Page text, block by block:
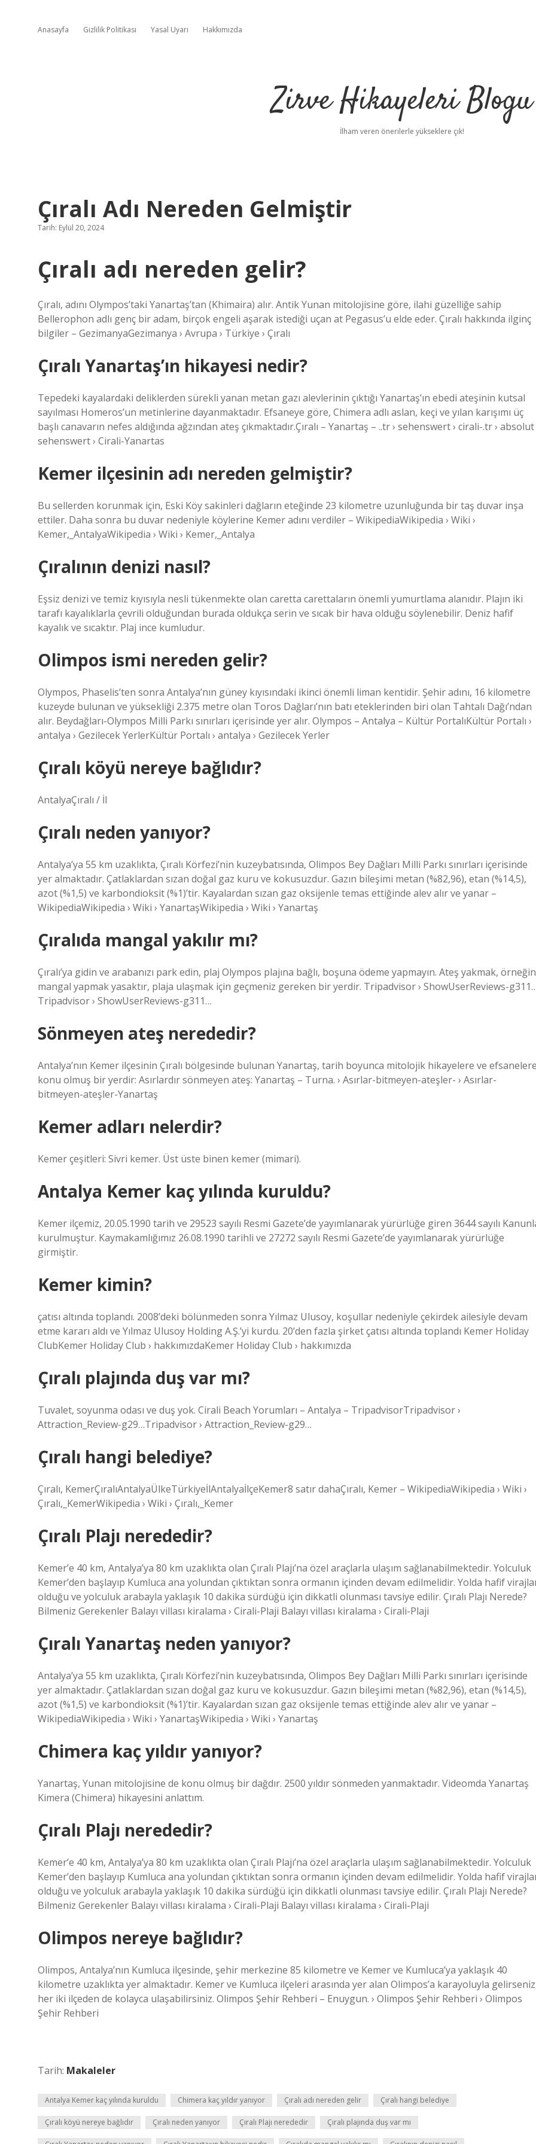
Anasayfa Gizlilik Politikası Yasal Uyarı Hakkımızda
Zirve Hikayeleri Blogu
İlham veren önerilerle yükseklere çık!
Çıralı Adı Nereden Gelmiştir
Tarih: Eylül 20, 2024
Çıralı adı nereden gelir?
Çıralı, adını Olympos’taki Yanartaş’tan (Khimaira) alır. Antik Yunan mitolojisine göre, ilahi güzelliğe sahip
Bellerophon adlı genç bir adam, birçok engeli aşarak istediği uçan at Pegasus’u elde eder. Çıralı hakkında ilginç
bilgiler – GezimanyaGezimanya › Avrupa › Türkiye › Çıralı
Çıralı Yanartaş’ın hikayesi nedir?
Tepedeki kayalardaki deliklerden sürekli yanan metan gazı alevlerinin çıktığı Yanartaş’ın ebedi ateşinin kutsal
sayılması Homeros’un metinlerine dayanmaktadır. Efsaneye göre, Chimera adlı aslan, keçi ve yılan karışımı üç
başlı canavarın nefes aldığında ağzından ateş çıkmaktadır.Çıralı – Yanartaş – ..tr › sehenswert › cirali-.tr › absolut
sehenswert › Cirali-Yanartas
Kemer ilçesinin adı nereden gelmiştir?
Bu sellerden korunmak için, Eski Köy sakinleri dağların eteğinde 23 kilometre uzunluğunda bir taş duvar inşa
ettiler. Daha sonra bu duvar nedeniyle köylerine Kemer adını verdiler – WikipediaWikipedia › Wiki ›
Kemer,_AntalyaWikipedia › Wiki › Kemer,_Antalya
Çıralının denizi nasıl?
Eşsiz denizi ve temiz kıyısıyla nesli tükenmekte olan caretta carettaların önemli yumurtlama alanıdır. Plajın iki
tarafı kayalıklarla çevrili olduğundan burada oldukça serin ve sıcak bir hava olduğu söylenebilir. Deniz hafif
kayalık ve sıcaktır. Plaj ince kumludur.
Olimpos ismi nereden gelir?
Olympos, Phaselis’ten sonra Antalya’nın güney kıyısındaki ikinci önemli liman kentidir. Şehir adını, 16 kilometre
kuzeyde bulunan ve yüksekliği 2.375 metre olan Toros Dağları’nın batı eteklerinden biri olan Tahtalı Dağı’ndan
alır. Beydağları-Olympos Milli Parkı sınırları içerisinde yer alır. Olympos – Antalya – Kültür PortalıKültür Portalı ›
antalya › Gezilecek YerlerKültür Portalı › antalya › Gezilecek Yerler
Çıralı köyü nereye bağlıdır?
AntalyaÇıralı / İl
Çıralı neden yanıyor?
Antalya’ya 55 km uzaklıkta, Çıralı Körfezi’nin kuzeybatısında, Olimpos Bey Dağları Milli Parkı sınırları içerisinde
yer almaktadır. Çatlaklardan sızan doğal gaz kuru ve kokusuzdur. Gazın bileşimi metan (%82,96), etan (%14,5),
azot (%1,5) ve karbondioksit (%1)’tir. Kayalardan sızan gaz oksijenle temas ettiğinde alev alır ve yanar –
WikipediaWikipedia › Wiki › YanartaşWikipedia › Wiki › Yanartaş
Çıralıda mangal yakılır mı?
Çıralı’ya gidin ve arabanızı park edin, plaj Olympos plajına bağlı, boşuna ödeme yapmayın. Ateş yakmak, örneğin
mangal yapmak yasaktır, plaja ulaşmak için geçmeniz gereken bir yerdir. Tripadvisor › ShowUserReviews-
Tripadvisor › ShowUserReviews-g311…
Sönmeyen ateş nerededir?
Antalya’nın Kemer ilçesinin Çıralı bölgesinde bulunan Yanartaş, tarih boyunca mitolojik hikayelere ve
konu olmuş bir yerdir: Asırlardır sönmeyen ateş: Yanartaş – Turna. › Asırlar-bitmeyen-ateşler- › Asırlar-
bitmeyen-ateşler-Yanartaş
Kemer adları nelerdir?
Kemer çeşitleri: Sivri kemer. Üst üste binen kemer (mimari).
Antalya Kemer kaç yılında kuruldu?
Kemer ilçemiz, 20.05.1990 tarih ve 29523 sayılı Resmi Gazete’de yayımlanarak yürürlüğe giren 3644 sayılı
kurulmuştur. Kaymakamlığımız 26.08.1990 tarihli ve 27272 sayılı Resmi Gazete’de yayımlanarak yürürlüğe
girmiştir.
Kemer kimin?
çatısı altında toplandı. 2008’deki bölünmeden sonra Yılmaz Ulusoy, koşullar nedeniyle çekirdek ailesiyle devam
etme kararı aldı ve Yılmaz Ulusoy Holding A.Ş.’yi kurdu. 20’den fazla şirket çatısı altında toplandı Kemer Holiday
ClubKemer Holiday Club › hakkımızdaKemer Holiday Club › hakkımızda
Çıralı plajında duş var mı?
Tuvalet, soyunma odası ve duş yok. Cirali Beach Yorumları – Antalya – TripadvisorTripadvisor ›
Attraction_Review-g29…Tripadvisor › Attraction_Review-g29…
Çıralı hangi belediye?
Çıralı, KemerÇıralıAntalyaÜlkeTürkiyeİlAntalyaİlçeKemer8 satır dahaÇıralı, Kemer – WikipediaWikipedia › Wiki ›
Çıralı,_KemerWikipedia › Wiki › Çıralı,_Kemer
Çıralı Plajı nerededir?
Kemer’e 40 km, Antalya’ya 80 km uzaklıkta olan Çıralı Plajı’na özel araçlarla ulaşım sağlanabilmektedir. Yolculuk
Kemer’den başlayıp Kumluca ana yolundan çıktıktan sonra ormanın içinden devam edilmelidir. Yolda hafif
olduğu ve yolculuk arabayla yaklaşık 10 dakika sürdüğü için dikkatli olunması tavsiye edilir. Çıralı Plajı Nerede?
Bilmeniz Gerekenler Balayı villası kiralama › Cirali-Plaji Balayı villası kiralama › Cirali-Plaji
Çıralı Yanartaş neden yanıyor?
Antalya’ya 55 km uzaklıkta, Çıralı Körfezi’nin kuzeybatısında, Olimpos Bey Dağları Milli Parkı sınırları içerisinde
yer almaktadır. Çatlaklardan sızan doğal gaz kuru ve kokusuzdur. Gazın bileşimi metan (%82,96), etan (%14,5),
azot (%1,5) ve karbondioksit (%1)’tir. Kayalardan sızan gaz oksijenle temas ettiğinde alev alır ve yanar –
WikipediaWikipedia › Wiki › YanartaşWikipedia › Wiki › Yanartaş
Chimera kaç yıldır yanıyor?
Yanartaş, Yunan mitolojisine de konu olmuş bir dağdır. 2500 yıldır sönmeden yanmaktadır. Videomda Yanartaş
Kimera (Chimera) hikayesini anlattım.
Çıralı Plajı nerededir?
Kemer’e 40 km, Antalya’ya 80 km uzaklıkta olan Çıralı Plajı’na özel araçlarla ulaşım sağlanabilmektedir. Yolculuk
Kemer’den başlayıp Kumluca ana yolundan çıktıktan sonra ormanın içinden devam edilmelidir. Yolda hafif
olduğu ve yolculuk arabayla yaklaşık 10 dakika sürdüğü için dikkatli olunması tavsiye edilir. Çıralı Plajı Nerede?
Bilmeniz Gerekenler Balayı villası kiralama › Cirali-Plaji Balayı villası kiralama › Cirali-Plaji
Olimpos nereye bağlıdır?
Olimpos, Antalya’nın Kumluca ilçesinde, şehir merkezine 85 kilometre ve Kemer ve Kumluca’ya yaklaşık 40
kilometre uzaklıkta yer almaktadır. Kemer ve Kumluca ilçeleri arasında yer alan Olimpos’a karayoluyla
her iki ilçeden de kolayca ulaşabilirsiniz. Olimpos Şehir Rehberi – Enuygun. › Olimpos Şehir Rehberi › Olimpos
Şehir Rehberi
Tarih: Makaleler
Antalya Kemer kaç yılında kuruldu Chimera kaç yıldır yanıyor Çıralı adı nereden gelir Çıralı hangi belediye
Çıralı köyü nereye bağlıdır Çıralı neden yanıyor Çıralı Plajı nerededir Çıralı plajında duş var mı